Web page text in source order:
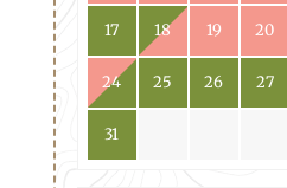
17 18 19 20
24 25 26 27
31